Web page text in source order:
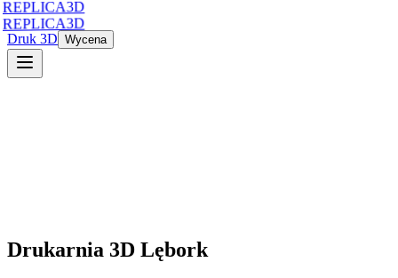
REPLICA3D
REPLICA3D
Druk 3D Wycena
Drukarnia 3D Lębork